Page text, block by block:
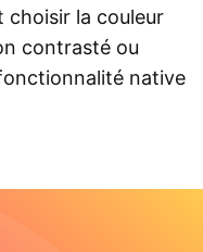
choisir la couleur
contrasté ou
native